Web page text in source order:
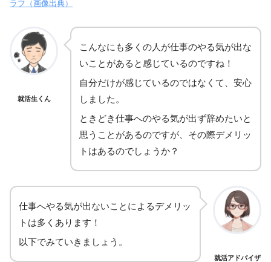
ラフ（画像出典）
就活生くん
こんなにも多くの人が仕事のやる気が出な
いことがあると感じているのですね！
自分だけが感じているのではなくて、安心
しました。
ときどき仕事へのやる気が出ず辞めたいと
思うことがあるのですが、その際デメリッ
トはあるのでしょうか？
仕事へやる気が出ないことによるデメリッ
トは多くあります！
以下でみていきましょう。
就活アドバイザ